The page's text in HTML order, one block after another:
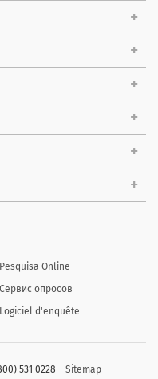
Pesquisa Online
Сервис опросов
Logiciel d'enquête
531 0228 Sitemap